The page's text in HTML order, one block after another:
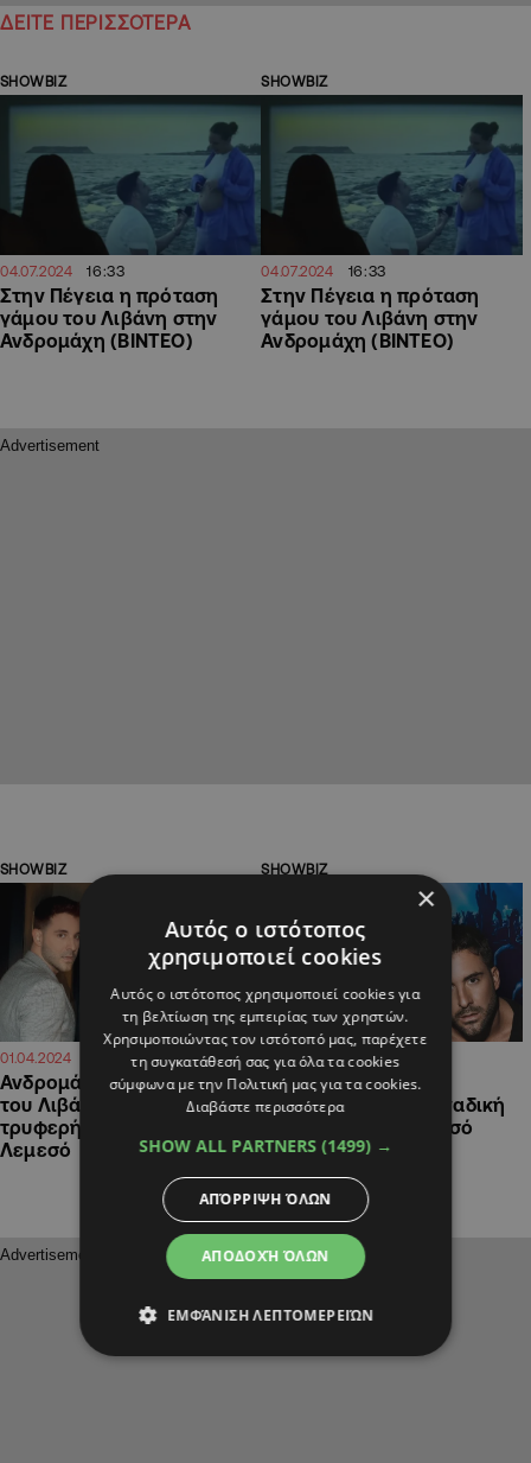
ΔΕΙΤΕ ΠΕΡΙΣΣΟΤΕΡΑ
SHOWBIZ
04.07.2024 16:33
Στην Πέγεια η πρόταση
γάμου του Λιβάνη στην
Ανδρομάχη (ΒΙΝΤΕΟ)
SHOWBIZ
04.07.2024 16:33
Στην Πέγεια η πρόταση
γάμου του Λιβάνη στην
Ανδρομάχη (ΒΙΝΤΕΟ)
SHOWBIZ
01.04.2024
Ανδρομάχη: Ήρθε για χάρη
του Λιβάνη στην Κύπρο – Η
τρυφερή στιγμή στην
Λεμεσό
SHOWBIZ
21.03.2024 10:40
Βανδή και Λιβάνης
έρχονται για μια μοναδική
συναυλία στην Λεμεσό
×
Αυτός ο ιστότοπος
χρησιμοποιεί cookies
Αυτός ο ιστότοπος χρησιμοποιεί cookies για
τη βελτίωση της εμπειρίας των χρηστών.
Χρησιμοποιώντας τον ιστότοπό μας, παρέχετε
τη συγκατάθεσή σας για όλα τα cookies
σύμφωνα με την Πολιτική μας για τα cookies.
Διαβάστε περισσότερα
SHOW ALL PARTNERS (1499) →
ΑΠΟΔΟΧΉ ΌΛΩΝ
ΑΠΌΡΡΙΨΗ ΌΛΩΝ
ΕΜΦΆΝΙΣΗ ΛΕΠΤΟΜΕΡΕΙΏΝ